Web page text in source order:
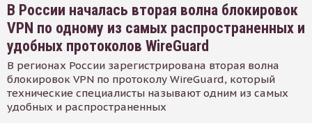
В России началась вторая волна блокировок
VPN по одному из самых распространенных и
удобных протоколов WireGuard
В регионах России зарегистрирована вторая волна
блокировок VPN по протоколу WireGuard, который
технические специалисты называют одним из самых
удобных и распространенных